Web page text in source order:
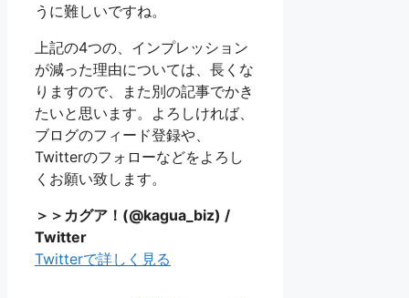
うに難しいですね。
上記の4つの、インプレッション
が減った理由については、長くな
りますので、また別の記事でかき
たいと思います。よろしければ、
ブログのフィード登録や、
Twitterのフォローなどをよろし
くお願い致します。
＞＞カグア！(@kagua_biz) /
Twitter
Twitterで詳しく見る